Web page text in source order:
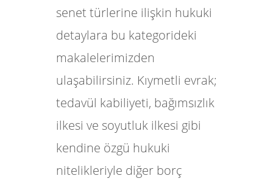
senet türlerine ilişkin hukuki
detaylara bu kategorideki
makalelerimizden
ulaşabilirsiniz. Kıymetli evrak;
tedavül kabiliyeti, bağımsızlık
ilkesi ve soyutluk ilkesi gibi
kendine özgü hukuki
nitelikleriyle diğer borç